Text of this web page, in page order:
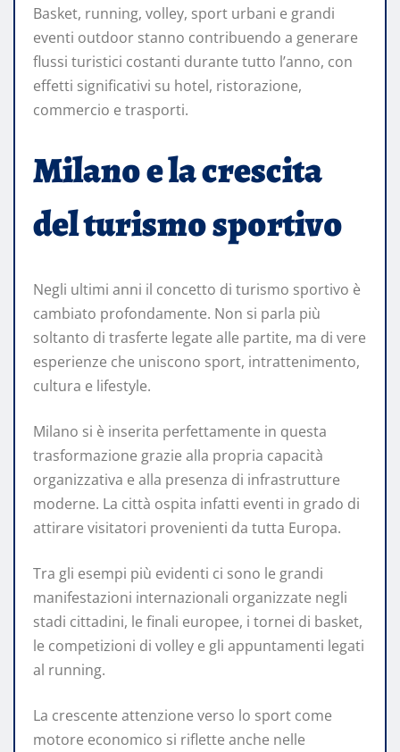
Basket, running, volley, sport urbani e grandi
eventi outdoor stanno contribuendo a generare
flussi turistici costanti durante tutto l’anno, con
effetti significativi su hotel, ristorazione,
commercio e trasporti.
Milano e la crescita
del turismo sportivo
Negli ultimi anni il concetto di turismo sportivo è
cambiato profondamente. Non si parla più
soltanto di trasferte legate alle partite, ma di vere
esperienze che uniscono sport, intrattenimento,
cultura e lifestyle.
Milano si è inserita perfettamente in questa
trasformazione grazie alla propria capacità
organizzativa e alla presenza di infrastrutture
moderne. La città ospita infatti eventi in grado di
attirare visitatori provenienti da tutta Europa.
Tra gli esempi più evidenti ci sono le grandi
manifestazioni internazionali organizzate negli
stadi cittadini, le finali europee, i tornei di basket,
le competizioni di volley e gli appuntamenti legati
al running.
La crescente attenzione verso lo sport come
motore economico si riflette anche nelle